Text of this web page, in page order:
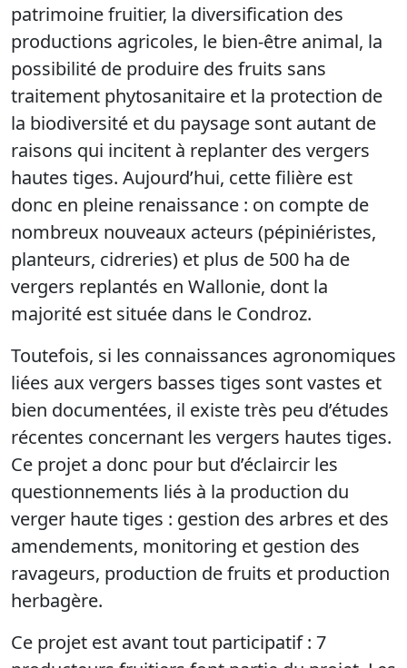
patrimoine fruitier, la diversification des
productions agricoles, le bien-être animal, la
possibilité de produire des fruits sans
traitement phytosanitaire et la protection de
la biodiversité et du paysage sont autant de
raisons qui incitent à replanter des vergers
hautes tiges. Aujourd’hui, cette filière est
donc en pleine renaissance : on compte de
nombreux nouveaux acteurs (pépiniéristes,
planteurs, cidreries) et plus de 500 ha de
vergers replantés en Wallonie, dont la
majorité est située dans le Condroz.
Toutefois, si les connaissances agronomiques
liées aux vergers basses tiges sont vastes et
bien documentées, il existe très peu d’études
récentes concernant les vergers hautes tiges.
Ce projet a donc pour but d’éclaircir les
questionnements liés à la production du
verger haute tiges : gestion des arbres et des
amendements, monitoring et gestion des
ravageurs, production de fruits et production
herbagère.
Ce projet est avant tout participatif : 7